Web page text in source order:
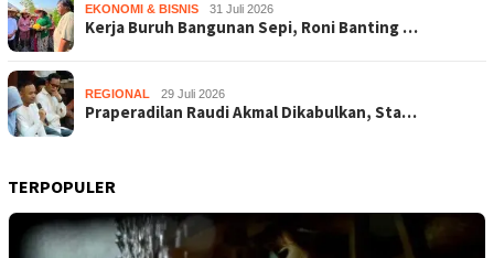
EKONOMI & BISNIS 31 Juli 2026
Kerja Buruh Bangunan Sepi, Roni Banting …
REGIONAL 29 Juli 2026
Praperadilan Raudi Akmal Dikabulkan, Sta…
TERPOPULER